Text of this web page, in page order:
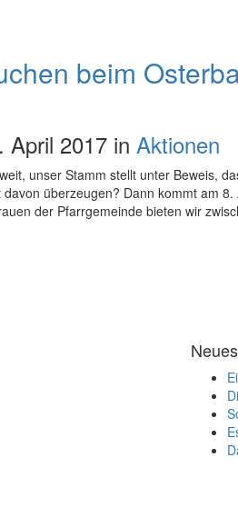
beim
April 2017 in Aktionen
unser Stamm stellt unter Beweis,
überzeugen? Dann kommt am
der Pfarrgemeinde bieten wir